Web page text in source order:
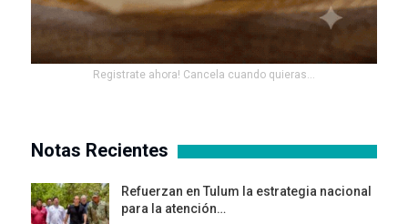
Registrate ahora! Cancela cuando quieras...
Notas Recientes
Refuerzan en Tulum la estrategia nacional
para la atención…